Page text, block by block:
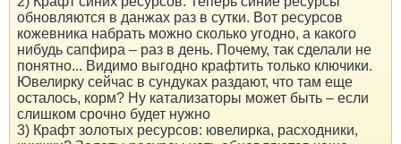
обновляются в данжах раз в сутки. Вот ресурсов
кожевника набрать можно сколько угодно, а какого
нибудь сапфира – раз в день. Почему, так сделали не
понятно... Видимо выгодно крафтить только ключики.
Ювелирку сейчас в сундуках раздают, что там еще
осталось, корм? Ну катализаторы может быть – если
слишком срочно будет нужно
3) Крафт золотых ресурсов: ювелирка, расходники,